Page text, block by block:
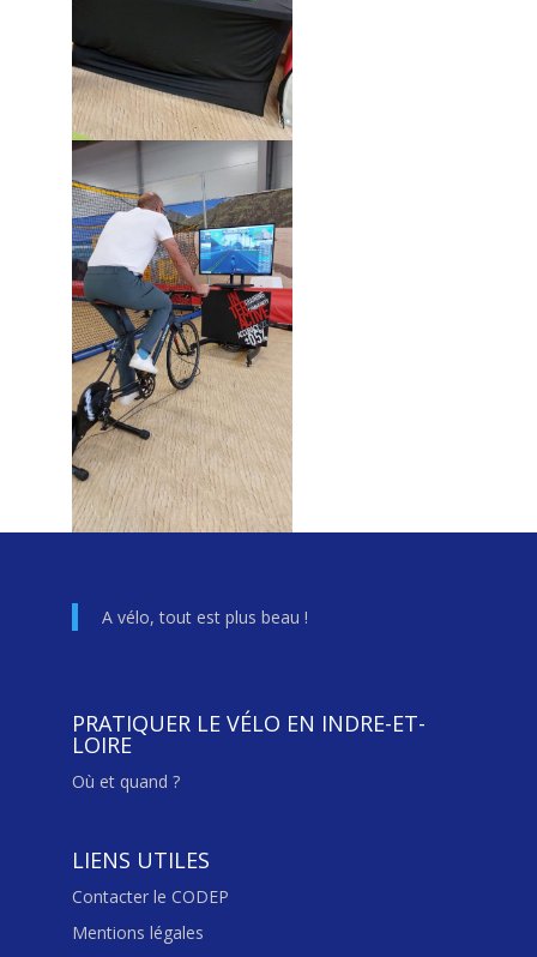
A vélo, tout est plus beau !
PRATIQUER LE VÉLO EN INDRE-ET-
LOIRE
Où et quand ?
LIENS UTILES
Contacter le CODEP
Mentions légales